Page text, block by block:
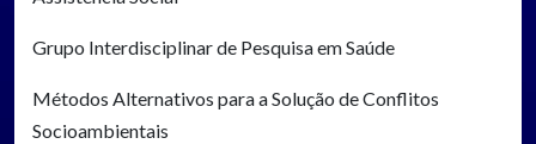
Grupo Interdisciplinar de Pesquisa em Saúde
Métodos Alternativos para a Solução de Conflitos
Socioambientais